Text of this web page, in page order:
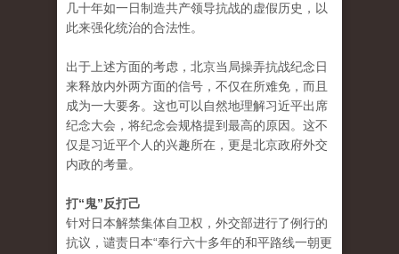
几十年如一日制造共产领导抗战的虚假历史，以
此来强化统治的合法性。
出于上述方面的考虑，北京当局操弄抗战纪念日
来释放内外两方面的信号，不仅在所难免，而且
成为一大要务。这也可以自然地理解习近平出席
纪念大会，将纪念会规格提到最高的原因。这不
仅是习近平个人的兴趣所在，更是北京政府外交
内政的考量。
打“鬼”反打己
针对日本解禁集体自卫权，外交部进行了例行的
抗议，谴责日本“奉行六十多年的和平路线一朝更